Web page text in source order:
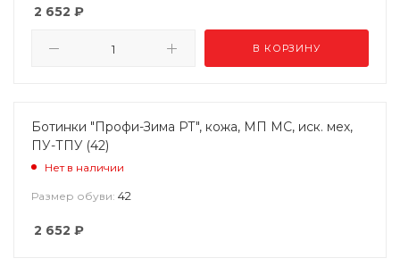
2 652 ₽
В КОРЗИНУ
Ботинки "Профи-Зима РТ", кожа, МП МС, иск. мех,
ПУ-ТПУ (42)
Нет в наличии
Размер обуви: 42
2 652 ₽